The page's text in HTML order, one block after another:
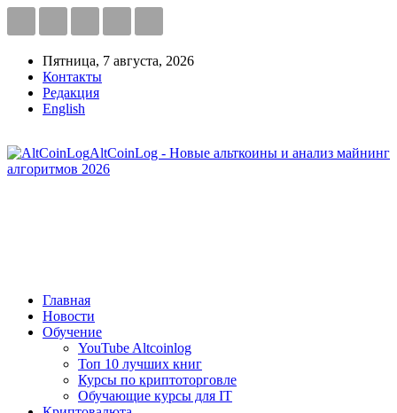
Пятница, 7 августа, 2026
Контакты
Редакция
English
AltCoinLog - Новые альткоины и анализ майнинг
алгоритмов 2026
Главная
Новости
Обучение
YouTube Altcoinlog
Топ 10 лучших книг
Курсы по криптоторговле
Обучающие курсы для IT